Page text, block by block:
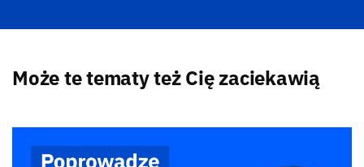
Może te tematy też Cię zaciekawią